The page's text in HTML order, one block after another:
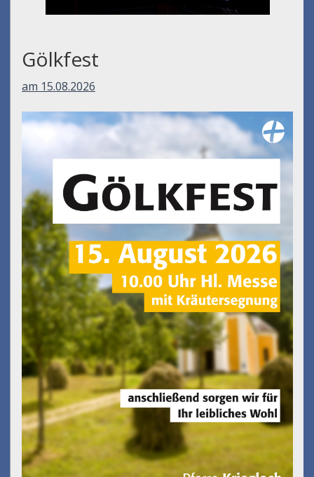
Gölkfest
am 15.08.2026